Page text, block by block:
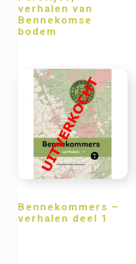
verhalen van
Bennekomse
bodem
Bennekommers –
verhalen deel 1